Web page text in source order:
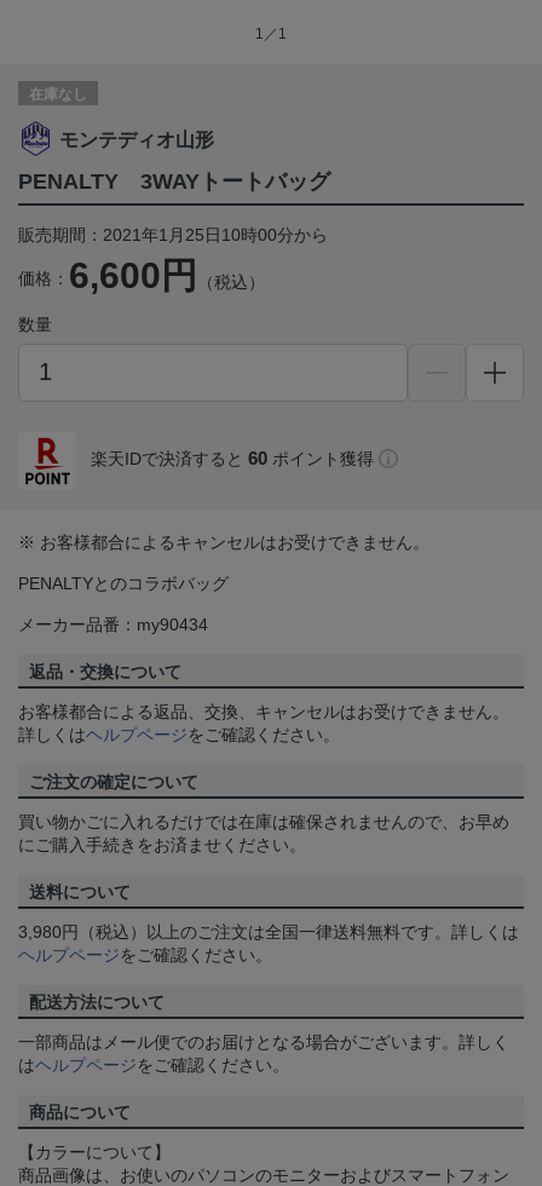
1／1
在庫なし
モンテディオ山形
PENALTY 3WAYトートバッグ
販売期間：2021年1月25日10時00分から
価格： 6,600円 （税込）
数量
楽天IDで決済すると 60 ポイント獲得
※ お客様都合によるキャンセルはお受けできません。
PENALTYとのコラボバッグ
メーカー品番：my90434
返品・交換について
お客様都合による返品、交換、キャンセルはお受けできません。
詳しくはヘルプページをご確認ください。
ご注文の確定について
買い物かごに入れるだけでは在庫は確保されませんので、お早め
にご購入手続きをお済ませください。
送料について
3,980円（税込）以上のご注文は全国一律送料無料です。詳しくは
ヘルプページをご確認ください。
配送方法について
一部商品はメール便でのお届けとなる場合がございます。詳しく
はヘルプページをご確認ください。
商品について
【カラーについて】
商品画像は、お使いのパソコンのモニターおよびスマートフォン